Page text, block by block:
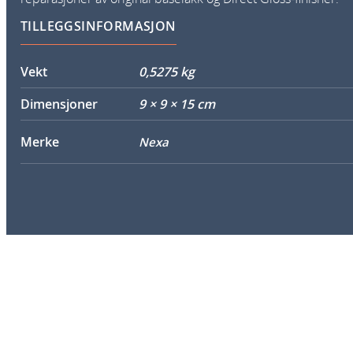
TILLEGGSINFORMASJON
Vekt
0,5275 kg
Dimensjoner
9 × 9 × 15 cm
Merke Nexa